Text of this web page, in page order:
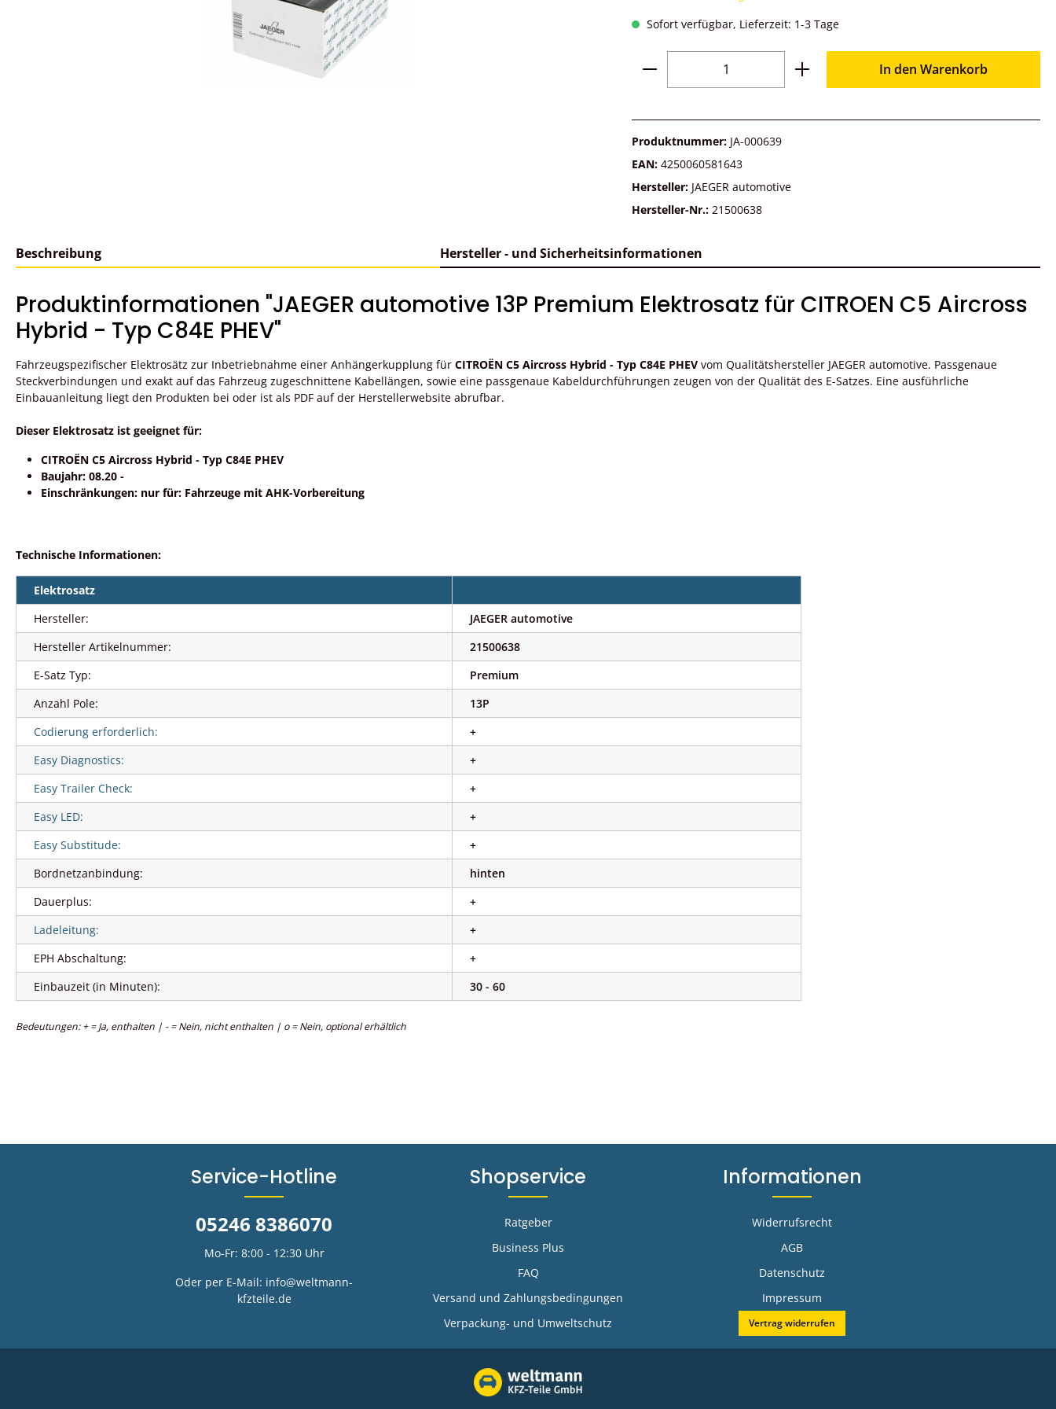
Sofort verfügbar, Lieferzeit: 1-3 Tage
Produkt Anzahl: Gib den gewünschten Wert
In den Warenkorb
Produktnummer: JA-000639
EAN: 4250060581643
Hersteller: JAEGER automotive
Hersteller-Nr.: 21500638
Beschreibung Hersteller - und Sicherheitsinformationen
Produktinformationen "JAEGER automotive 13P Premium Elektrosatz für CITROEN C5 Aircross
Hybrid - Typ C84E PHEV"
Fahrzeugspezifischer Elektrosätz zur Inbetriebnahme einer Anhängerkupplung für CITROËN C5 Aircross Hybrid - Typ C84E PHEV vom Qualitätshersteller JAEGER automotive. Passgenaue
Steckverbindungen und exakt auf das Fahrzeug zugeschnittene Kabellängen, sowie eine passgenaue Kabeldurchführungen zeugen von der Qualität des E-Satzes. Eine ausführliche
Einbauanleitung liegt den Produkten bei oder ist als PDF auf der Herstellerwebsite abrufbar.
Dieser Elektrosatz ist geeignet für:
CITROËN C5 Aircross Hybrid - Typ C84E PHEV
Baujahr: 08.20 -
Einschränkungen: nur für: Fahrzeuge mit AHK-Vorbereitung
Technische Informationen:
Elektrosatz
Hersteller:
JAEGER automotive
Hersteller Artikelnummer:
21500638
E-Satz Typ:
Premium
Anzahl Pole:
13P
Codierung erforderlich:
+
Easy Diagnostics:
+
Easy Trailer Check:
+
Easy LED:
+
Easy Substitude:
+
Bordnetzanbindung:
hinten
Dauerplus:
+
Ladeleitung:
+
EPH Abschaltung:
+
Einbauzeit (in Minuten):
30 - 60
Bedeutungen: + = Ja, enthalten | - = Nein, nicht enthalten | o = Nein, optional erhältlich
Service-Hotline
05246 8386070
Mo-Fr: 8:00 - 12:30 Uhr
Oder per E-Mail: info@weltmann-
kfzteile.de
Shopservice
Ratgeber
Business Plus
FAQ
Versand und Zahlungsbedingungen
Verpackung- und Umweltschutz
Informationen
Widerrufsrecht
AGB
Datenschutz
Impressum
Vertrag widerrufen